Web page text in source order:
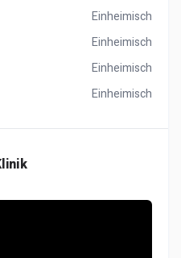
Einheimisch
Einheimisch
Einheimisch
Einheimisch